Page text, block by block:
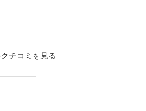
チコミを見る